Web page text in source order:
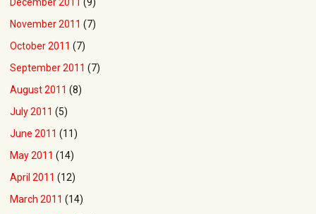
November 2011 (7)
October 2011 (7)
September 2011 (7)
August 2011 (8)
July 2011 (5)
June 2011 (11)
May 2011 (14)
April 2011 (12)
March 2011 (14)